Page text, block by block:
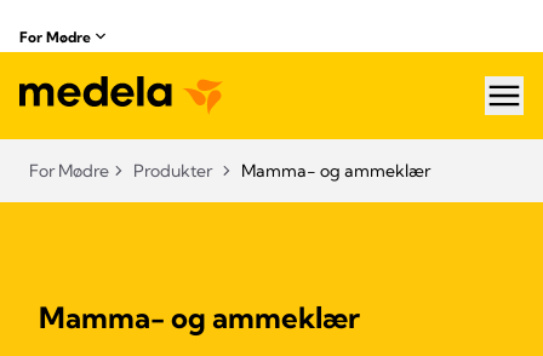
For Mødre
For Mødre Produkter Mamma- og ammeklær
Mamma- og ammeklær